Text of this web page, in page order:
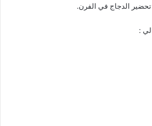
الدجاج في الفرن.
: